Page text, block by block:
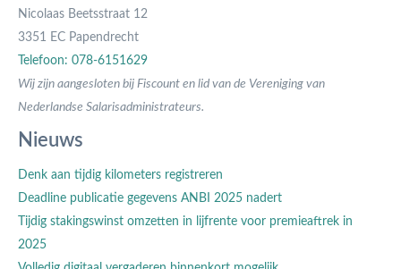
Nicolaas Beetsstraat 12
3351 EC Papendrecht
Telefoon: 078-6151629
Wij zijn aangesloten bij Fiscount en lid van de Vereniging van
Nederlandse Salarisadministrateurs.
Nieuws
Denk aan tijdig kilometers registreren
Deadline publicatie gegevens ANBI 2025 nadert
Tijdig stakingswinst omzetten in lijfrente voor premieaftrek in
2025